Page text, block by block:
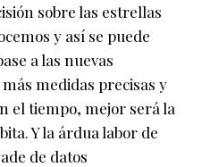
sobre las estrellas
y así se puede
a las nuevas
medidas precisas y
el tiempo, mejor será la
Y la árdua labor de
de datos